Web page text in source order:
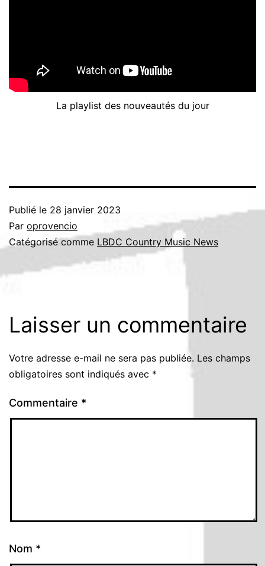
La playlist des nouveautés du jour
Publié le 28 janvier 2023
Par oprovencio
Catégorisé comme LBDC Country Music News
Laisser un commentaire
Votre adresse e-mail ne sera pas publiée. Les champs
obligatoires sont indiqués avec *
Commentaire *
Nom *